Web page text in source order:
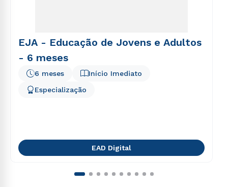
EJA - Educação de Jovens e Adultos
- 6 meses
Início Imediato
6 meses
Especialização
EAD Digital